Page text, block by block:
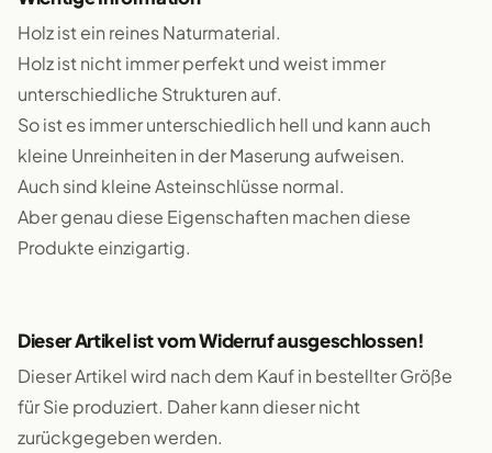
Holz ist ein reines Naturmaterial.
Holz ist nicht immer perfekt und weist immer
unterschiedliche Strukturen auf.
So ist es immer unterschiedlich hell und kann auch
kleine Unreinheiten in der Maserung aufweisen.
Auch sind kleine Asteinschlüsse normal.
Aber genau diese Eigenschaften machen diese
Produkte einzigartig.
Dieser Artikel ist vom Widerruf ausgeschlossen!
Dieser Artikel wird nach dem Kauf in bestellter Größe
für Sie produziert. Daher kann dieser nicht
zurückgegeben werden.